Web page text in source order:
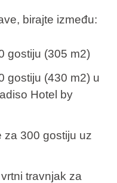
birajte između:
gostiju (305 m2)
gostiju (430 m2) u
Hotel by
za 300 gostiju uz
travnjak za